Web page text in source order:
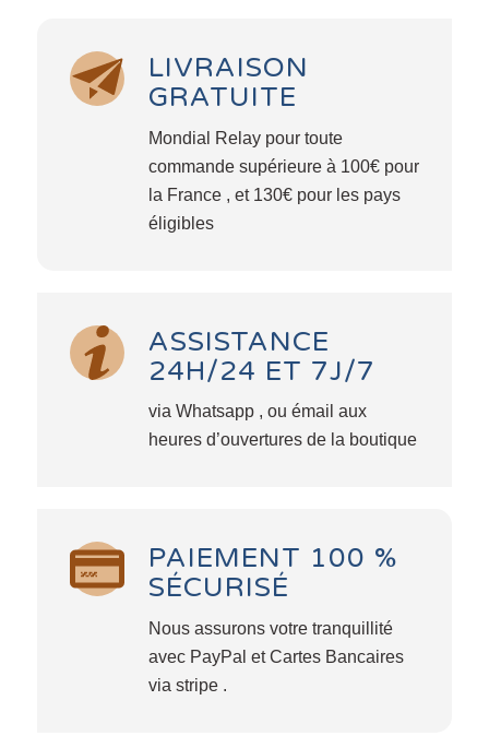
LIVRAISON
GRATUITE
Mondial Relay pour toute
commande supérieure à 100€ pour
la France , et 130€ pour les pays
éligibles
ASSISTANCE
24H/24 ET 7J/7
via Whatsapp , ou émail aux
heures d’ouvertures de la boutique
PAIEMENT 100 %
SÉCURISÉ
Nous assurons votre tranquillité
avec PayPal et Cartes Bancaires
via stripe .